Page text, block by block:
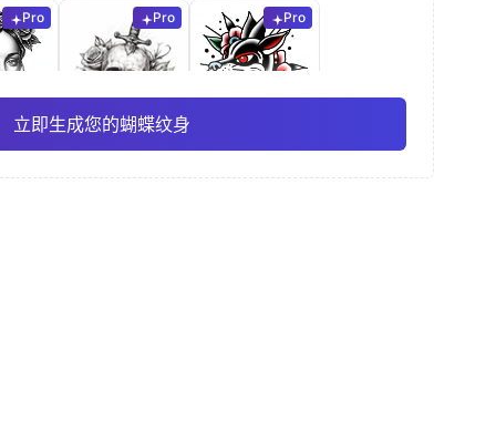
Pro
格
Pro
素描风格
Pro
传统美式
立即生成您的蝴蝶纹身